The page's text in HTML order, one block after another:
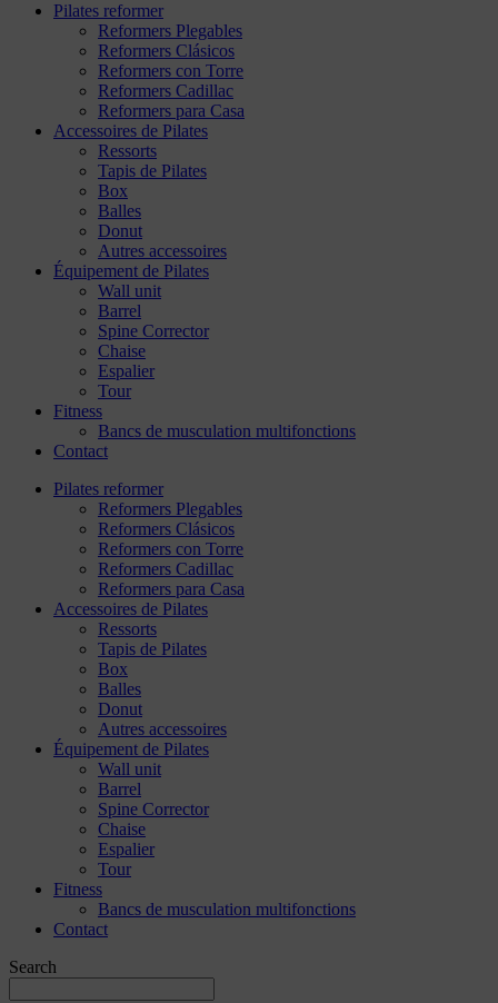
Pilates reformer
Reformers Plegables
Reformers Clásicos
Reformers con Torre
Reformers Cadillac
Reformers para Casa
Accessoires de Pilates
Ressorts
Tapis de Pilates
Box
Balles
Donut
Autres accessoires
Équipement de Pilates
Wall unit
Barrel
Spine Corrector
Chaise
Espalier
Tour
Fitness
Bancs de musculation multifonctions
Contact
Pilates reformer
Reformers Plegables
Reformers Clásicos
Reformers con Torre
Reformers Cadillac
Reformers para Casa
Accessoires de Pilates
Ressorts
Tapis de Pilates
Box
Balles
Donut
Autres accessoires
Équipement de Pilates
Wall unit
Barrel
Spine Corrector
Chaise
Espalier
Tour
Fitness
Bancs de musculation multifonctions
Contact
Search